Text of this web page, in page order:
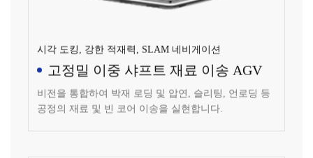
고정밀 이중 샤프트 재료 이송 AGV
공정의 재료 및 빈 코어 이송을 실현합니다.